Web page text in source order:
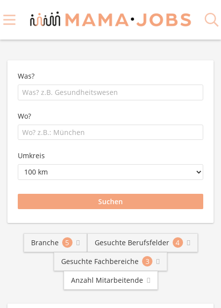
Was?
Wo?
Umkreis
Branche 5 Gesuchte Berufsfelder
4
Gesuchte Fachbereiche
3
Anzahl Mitarbeitende